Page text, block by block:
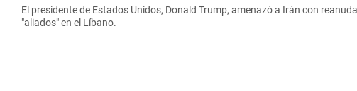
El presidente de Estados Unidos, Donald Trump, amenazó a Irán con
"aliados" en el Líbano.